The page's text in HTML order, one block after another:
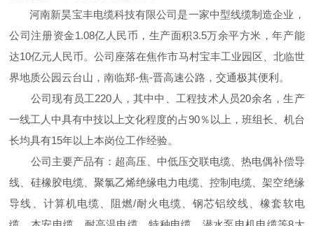
河南新昊宝丰电缆科技有限公司是一家中型线缆制造企业，
公司注册资金1.08亿人民币，生产面积3.5万余平方米，年产能
达10亿元人民币。公司座落在焦作市马村宝丰工业园区、北临世
界地质公园云台山，南临郑-焦-晋高速公路，交通极其便利。
公司现有员工220人，其中中、工程技术人员20余名，生产
一线工人中具有中技以上文化程度的占90％以上，班组长、机台
长均具有15年以上本岗位工作经验。
公司主要产品有：超高压、中低压交联电缆、热电偶补偿导
线、硅橡胶电缆、聚氯乙烯绝缘电力电缆、控制电缆、架空绝缘
导线、计算机电缆、阻燃/耐火电缆、钢芯铝绞线、橡套软电